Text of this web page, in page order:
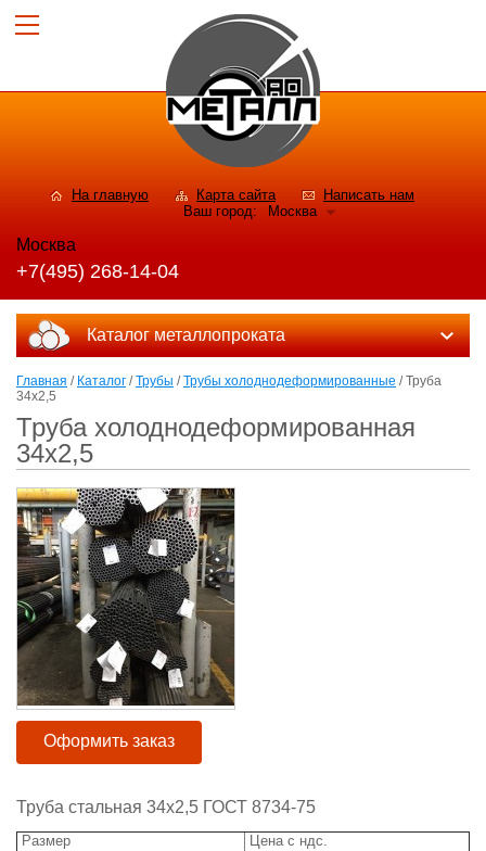
На главную Карта сайта
Написать нам
Ваш город:
Москва
Москва
+7(495) 268-14-04
Каталог металлопроката
Главная / Каталог /Трубы /Трубы холоднодеформированные / Труба
34х2,5
Труба холоднодеформированная
34х2,5
Оформить заказ
Труба стальная 34х2,5 ГОСТ 8734-75
Размер
Цена с ндс.